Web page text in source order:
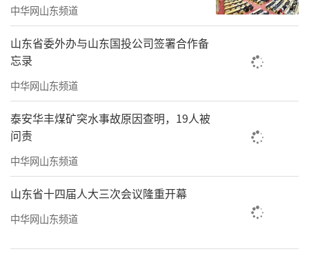
中华网山东频道
山东省委外办与山东国投公司签署合作备
忘录
中华网山东频道
泰安华丰煤矿突水事故原因查明，19人被
问责
中华网山东频道
山东省十四届人大三次会议隆重开幕
中华网山东频道